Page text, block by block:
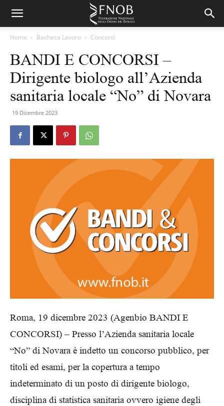
Home Bacheca Lavoro Concorsi
BANDI E CONCORSI –
Dirigente biologo all’Azienda
sanitaria locale “No” di Novara
19 Dicembre 2023
Roma, 19 dicembre 2023 (Agenbio BANDI E
CONCORSI) – Presso l’Azienda sanitaria locale
“No” di Novara è indetto un concorso pubblico, per
titoli ed esami, per la copertura a tempo
indeterminato di un posto di dirigente biologo,
disciplina di statistica sanitaria ovvero igiene degli